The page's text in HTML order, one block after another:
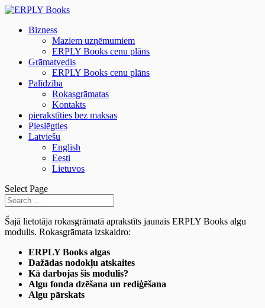
Bizness
Maziem uzņēmumiem
ERPLY Books cenu plāns
Grāmatvedis
ERPLY Books cenu plāns
Palīdzība
Rokasgrāmatas
Kontakts
pierakstīties bez maksas
Pieslēgties
Latviešu
English
Eesti
Lietuvos
Select Page
Šajā lietotāja rokasgrāmatā aprakstīts jaunais ERPLY Books algu
modulis. Rokasgrāmata izskaidro:
ERPLY Books algas
Dažādas nodokļu atskaites
Kā darbojas šis modulis?
Algu fonda dzēšana un rediģēšana
Algu pārskats